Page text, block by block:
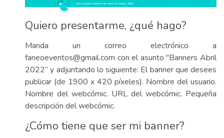
Quiero presentarme, ¿qué hago?
Manda un correo electrónico a
faneoeventos@gmail.com con el asunto "Banners Abril
2022” y adjuntando lo siguiente: El banner que desees
publicar (de 1900 x 420 píxeles). Nombre del usuario.
Nombre del webcómic. URL del webcómic. Pequeña
descripción del webcómic.
¿Cómo tiene que ser mi banner?